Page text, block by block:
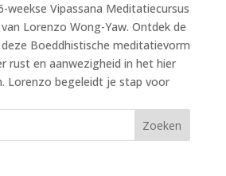
weekse Vipassana Meditatiecursus
Lorenzo Wong-Yaw. Ontdek de
deze Boeddhistische meditatievorm
rust en aanwezigheid in het hier
Lorenzo begeleidt je stap voor